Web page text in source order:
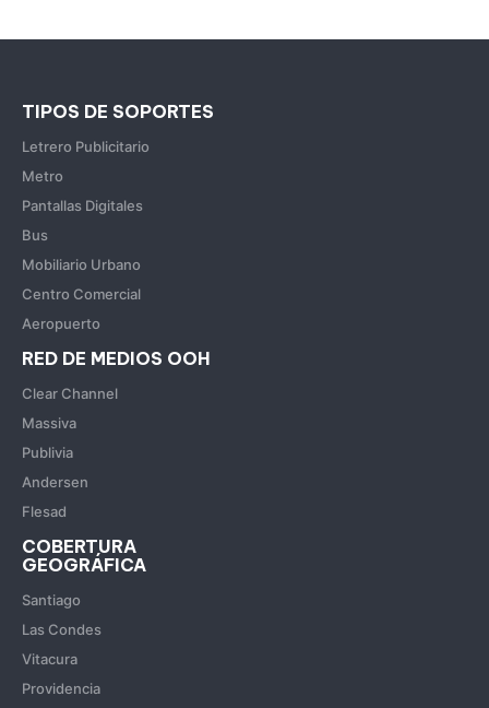
TIPOS DE SOPORTES
Letrero Publicitario
Metro
Pantallas Digitales
Bus
Mobiliario Urbano
Centro Comercial
Aeropuerto
RED DE MEDIOS OOH
Clear Channel
Massiva
Publivia
Andersen
Flesad
COBERTURA
GEOGRÁFICA
Santiago
Las Condes
Vitacura
Providencia